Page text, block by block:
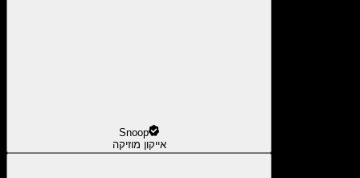
Snoop
אייקון מוזיקה